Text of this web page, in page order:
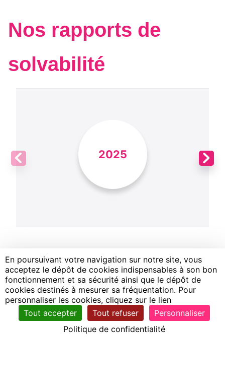
Nos rapports de
solvabilité
2025
Plan du site
Sitemap
Qui sommes-nous ?
En poursuivant votre navigation sur notre site, vous
acceptez le dépôt de cookies indispensables à son bon
fonctionnement et sa sécurité ainsi que le dépôt de
cookies destinés à mesurer sa fréquentation. Pour
personnaliser les cookies, cliquez sur le lien
Tout accepter
Tout refuser
Personnaliser
Politique de confidentialité